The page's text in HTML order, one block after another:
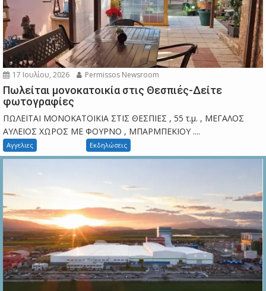
17 Ιουλίου, 2026 Permissos Newsroom
Πωλείται μονοκατοικία στις Θεσπιές-Δείτε
φωτογραφίες
ΠΩΛΕΙΤΑΙ ΜΟΝΟΚΑΤΟΙΚΙΑ ΣΤΙΣ ΘΕΣΠΙΕΣ , 55 τ.μ. , ΜΕΓΑΛΟΣ
ΑΥΛΕΙΟΣ ΧΩΡΟΣ ΜΕ ΦΟΥΡΝΟ , ΜΠΑΡΜΠΕΚΙΟΥ ....
Αγγελιες Εκδηλώσεις